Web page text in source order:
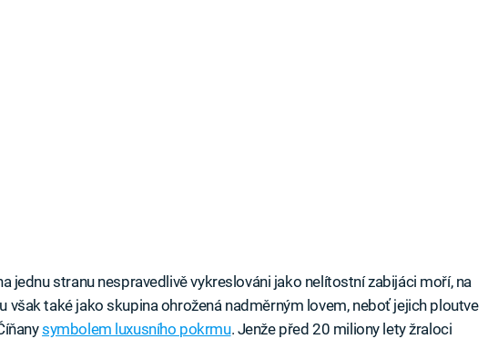
jednu stranu nespravedlivě vykreslováni jako nelítostní zabijáci moří, na
však také jako skupina ohrožená nadměrným lovem, neboť jejich ploutve
symbolem luxusního pokrmu. Jenže před 20 miliony lety žraloci